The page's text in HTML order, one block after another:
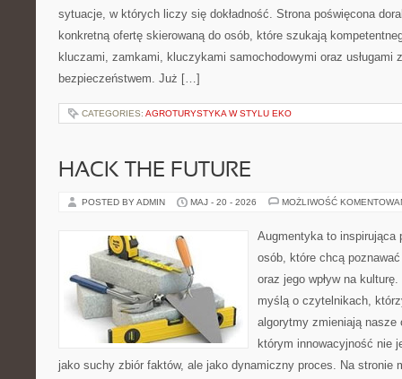
sytuacje, w których liczy się dokładność. Strona poświęcona
konkretną ofertę skierowaną do osób, które szukają
kluczami, zamkami, kluczykami samochodowymi oraz usługami
bezpieczeństwem. Już […]
CATEGORIES: AGROTURYSTYKA W STYLU EKO
HACK THE FUTURE
POSTED BY ADMIN MAJ - 20 - 2026 MOŻLIWOŚĆ
Augmentyka to inspirująca
osób, które chcą
oraz jego wpływ na
myślą o czytelnikach,
algorytmy zmieniają nasze
którym innowacyjność nie
jako suchy zbiór faktów, ale jako dynamiczny proces. Na stronie